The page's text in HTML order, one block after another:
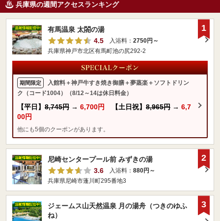
兵庫県の週間アクセスランキング
有馬温泉 太閤の湯
4.5
入浴料： 2750円～
兵庫県神戸市北区有馬町池の尻292-2
期間限定
入館料＋神戸牛すき焼き御膳＋夢蒸楽＋ソフトドリン
ク（コード1004）（8/12～14は休日料金）
【平日】 8,745円 → 6,700円 【土日祝】 8,965円 → 6,7
00円
他にも5個のクーポンがあります。
1
尼崎センタープール前 みずきの湯
3.6
入浴料： 880円～
兵庫県尼崎市蓬川町295番地3
2
ジェームス山天然温泉 月の湯舟（つきのゆふ
ね）
3